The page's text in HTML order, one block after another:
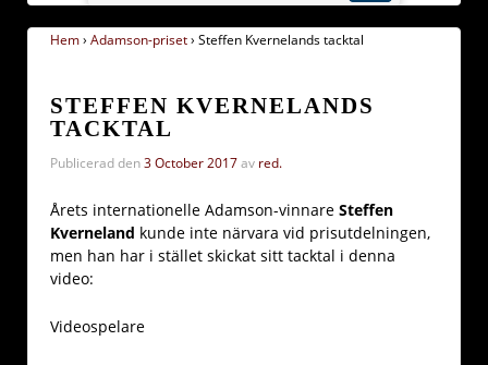
Hem› Adamson-priset› Steffen Kvernelands tacktal
STEFFEN KVERNELANDS
TACKTAL
Publicerad den3 October 2017av red.
Årets internationelle Adamson-vinnare Steffen
Kverneland kunde inte närvara vid prisutdelningen,
men han har i stället skickat sitt tacktal i denna
video:
Videospelare